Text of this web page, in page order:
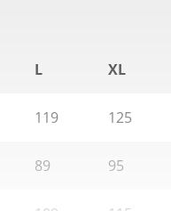
L XL
119 125
89 95